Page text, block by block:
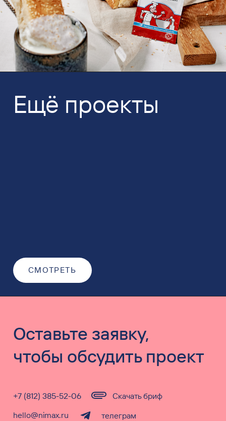
Ещё проекты
СМОТРЕТЬ
Оставьте заявку,
чтобы обсудить проект
hello@nimax.ru
+7 (812) 385-52-06
телеграм
Скачать бриф